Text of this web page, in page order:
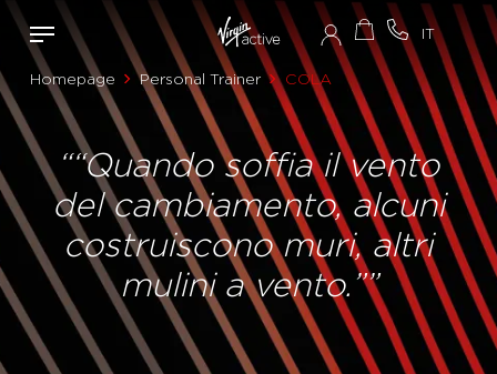
Homepage Personal Trainer COLA
““Quando soffia il vento
del cambiamento, alcuni
costruiscono muri, altri
mulini a vento.””